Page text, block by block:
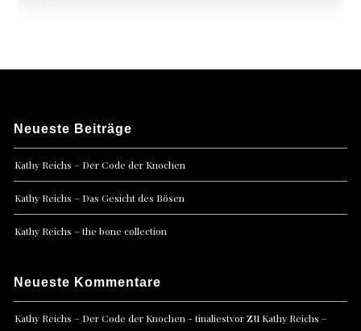
Neueste Beiträge
Kathy Reichs – Der Code der Knochen
Kathy Reichs – Das Gesicht des Bösen
Kathy Reichs – the bone collection
Neueste Kommentare
Kathy Reichs – Der Code der Knochen - tinaliestvorzu Kathy Reichs –